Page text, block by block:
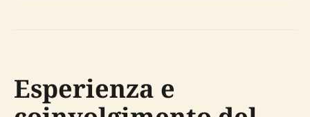
Esperienza e